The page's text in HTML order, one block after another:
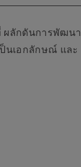
ผลักดันการพัฒนา
นเอกลักษณ์ และ